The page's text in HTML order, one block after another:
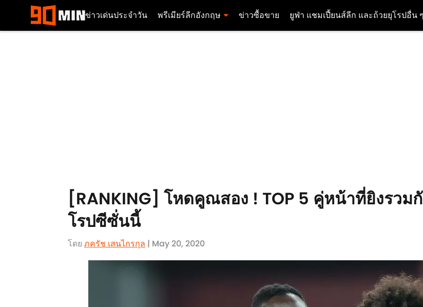
ข่าวเด่นประจำวัน พรีเมียร์ลีกอังกฤษ ข่าวซื้อขาย ยูฟ่า แชมเปี้ยนส์ลีก และถ้วยยุโรปอื่น ๆ
[RANKING] โหดคูณสอง ! TOP 5 คู่หน้าที่ยิงรว
โรปซีซั่นนี้
โดย ภครัช เสนไกรกุล | May 20, 2020